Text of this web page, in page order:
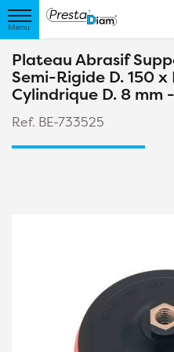
Plateau Abrasif
Semi-Rigide D. 150 x
Cylindrique D. 8 mm
Ref. BE-733525